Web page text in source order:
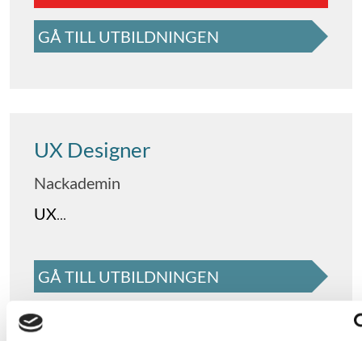
GÅ TILL UTBILDNINGEN
UX Designer
Nackademin
UX...
GÅ TILL UTBILDNINGEN